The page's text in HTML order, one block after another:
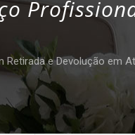
e Devolução em